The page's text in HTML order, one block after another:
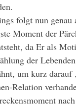
Moment der
da Er als
der
um kurz darauf
Relation